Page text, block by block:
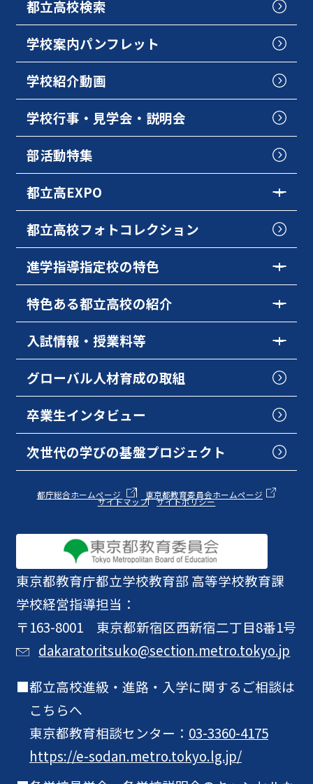
東京都教育庁都立学校教育部 高等学校教育課
学校経営指導担当：
〒163-8001 東京都新宿区西新宿二丁目8番1号
dakaratoritsuko@section.metro.tokyo.jp
都立高校進級・進路・入学に関するご相談は
こちらへ
東京都教育相談センター： 03-3360-4175
https://e-sodan.metro.tokyo.lg.jp/
都立高校検索
学校案内パンフレット
学校紹介動画
学校行事・見学会・説明会
部活動特集
都立高EXPO
都立高校フォトコレクション
進学指導指定校の特色
特色ある都立高校の紹介
入試情報・授業料等
グローバル人材育成の取組
卒業生インタビュー
次世代の学びの基盤プロジェクト
都庁総合ホームページ 東京都教育委員会ホームページ
サイトマップ サイトポリシー